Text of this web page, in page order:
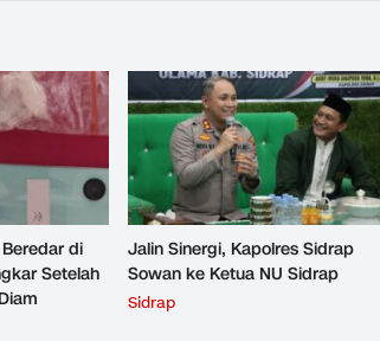
di
Setelah
Jalin Sinergi, Kapolres Sidrap
Sowan ke Ketua NU Sidrap
Sidrap